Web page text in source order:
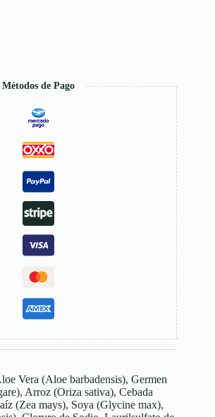
Métodos de Pago
Vera (Aloe barbadensis), Germen
Arroz (Oriza sativa), Cebada
(Zea mays), Soya (Glycine max),